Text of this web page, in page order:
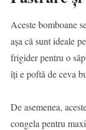
Aceste bomboane
așa că sunt ideale
frigider pentru o
îți e poftă de ceva
De asemenea,
congela pentru